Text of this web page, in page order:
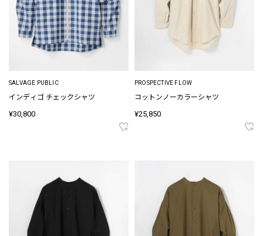
SALVAGE PUBLIC
インディゴ チェックシャツ
¥30,800
PROSPECTIVE FLOW
コットンノーカラーシャツ
¥25,850